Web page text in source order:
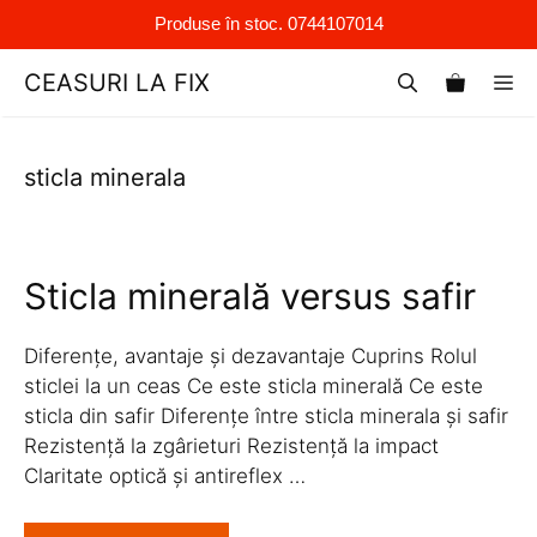
Produse în stoc. 0744107014
CEASURI LA FIX
sticla minerala
Sticla minerală versus safir
Diferențe, avantaje și dezavantaje Cuprins Rolul
sticlei la un ceas Ce este sticla minerală Ce este
sticla din safir Diferențe între sticla minerala și safir
Rezistență la zgârieturi Rezistență la impact
Claritate optică și antireflex …